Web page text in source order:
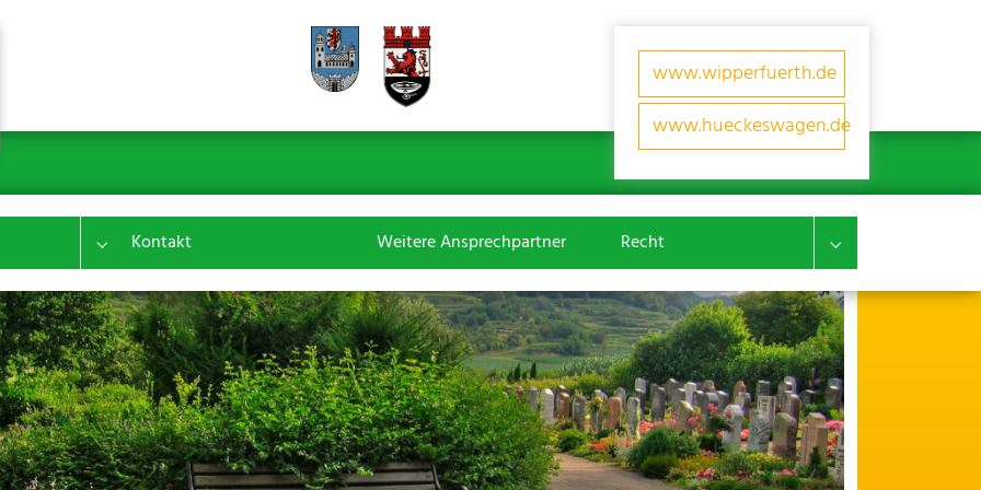
www.wipperfuerth.de
www.hueckeswagen.de
Submenu for "Leistungen"
Kontakt Weitere Ansprechpartner Recht Submenu for